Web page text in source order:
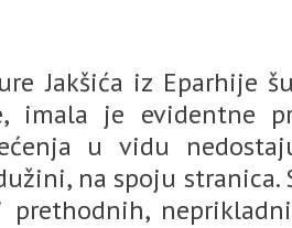
Jakšića iz Eparhije
imala je evidentne
u vidu
na spoju stranica.